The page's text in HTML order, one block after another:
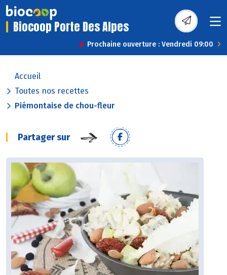
Biocoop Porte Des Alpes
Prochaine ouverture : Vendredi 09:00
Accueil
Toutes nos recettes
Piémontaise de chou-fleur
Partager sur